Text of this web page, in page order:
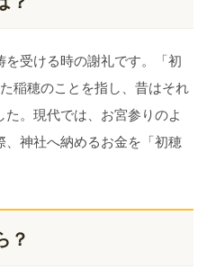
受ける時の謝礼です。「初
稲穂のことを指し、昔はそれ
。現代では、お宮参りのよ
神社へ納めるお金を「初穂
？